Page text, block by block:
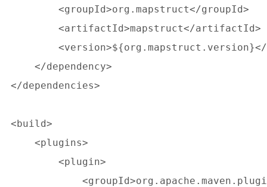
        <groupId>org.mapstruct</groupId>
        <artifactId>mapstruct</artifactId>
    </dependency>
</dependencies>
<build>
    <plugins>
        <plugin>